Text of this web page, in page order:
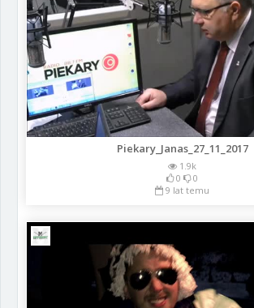
Piekary_Janas_27_11_2017
1.9k
0
0
9 lat temu